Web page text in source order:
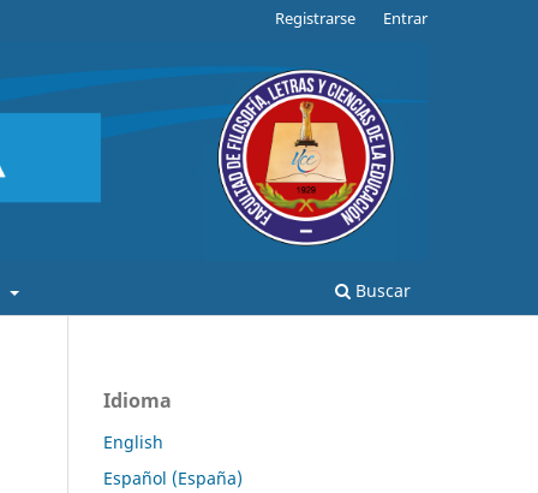
Buscar
Registrarse Entrar
Idioma
English
Español (España)